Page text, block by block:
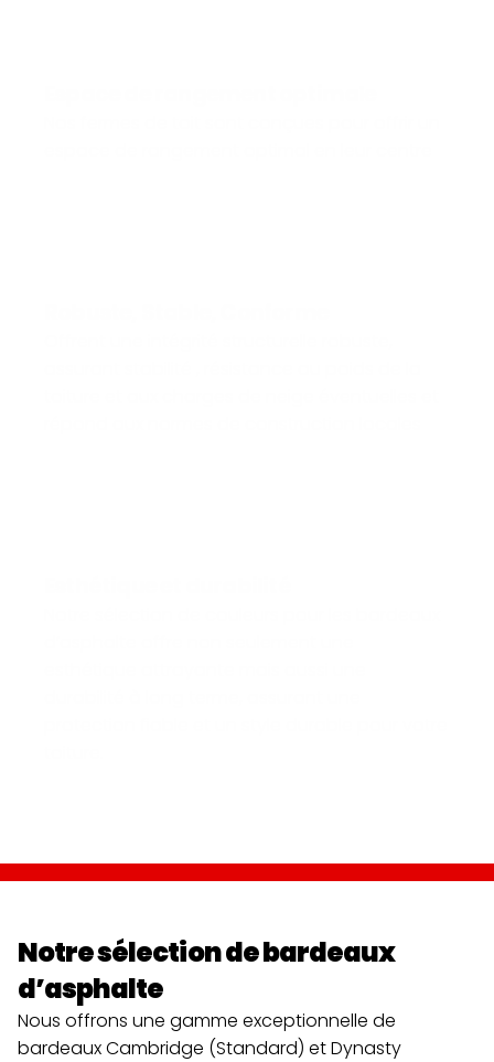
Notre sélection de bardeaux
d’asphalte
Nous offrons une gamme exceptionnelle de
bardeaux Cambridge (Standard) et Dynasty